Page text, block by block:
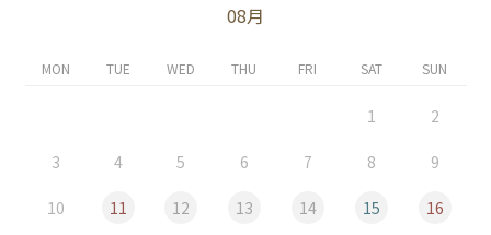
08月
MON TUE WED THU FRI SAT SUN
1 2
3 4 5 6 7 8 9
10 11 12 13 14 15 16